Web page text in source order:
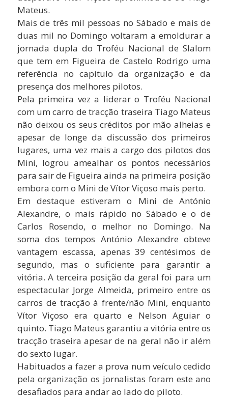
Mateus.
Mais de três mil pessoas no Sábado e mais de
duas mil no Domingo voltaram a emoldurar a
jornada dupla do Troféu Nacional de Slalom
que tem em Figueira de Castelo Rodrigo uma
referência no capítulo da organização e da
presença dos melhores pilotos.
Pela primeira vez a liderar o Troféu Nacional
com um carro de tracção traseira Tiago Mateus
não deixou os seus créditos por mão alheias e
apesar de longe da discussão dos primeiros
lugares, uma vez mais a cargo dos pilotos dos
Mini, logrou amealhar os pontos necessários
para sair de Figueira ainda na primeira posição
embora com o Mini de Vítor Viçoso mais perto.
Em destaque estiveram o Mini de António
Alexandre, o mais rápido no Sábado e o de
Carlos Rosendo, o melhor no Domingo. Na
soma dos tempos António Alexandre obteve
vantagem escassa, apenas 39 centésimos de
segundo, mas o suficiente para garantir a
vitória. A terceira posição da geral foi para um
espectacular Jorge Almeida, primeiro entre os
carros de tracção à frente/não Mini, enquanto
Vítor Viçoso era quarto e Nelson Aguiar o
quinto. Tiago Mateus garantiu a vitória entre os
tracção traseira apesar de na geral não ir além
do sexto lugar.
Habituados a fazer a prova num veículo cedido
pela organização os jornalistas foram este ano
desafiados para andar ao lado do piloto.